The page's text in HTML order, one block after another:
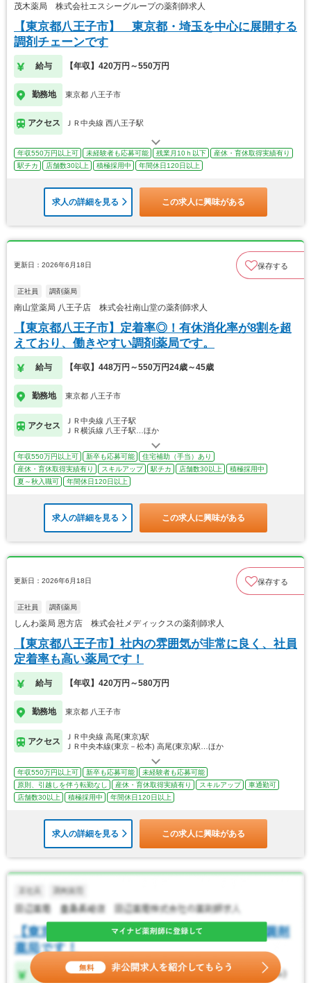
茂木薬局 株式会社エスシーグループの薬剤師求人
【東京都八王子市】 東京都・埼玉を中心に展開する
調剤チェーンです
給与 【年収】420万円～550万円
勤務地 東京都 八王子市
アクセス ＪＲ中央線 西八王子駅
年収550万円以上可 未経験者も応募可能 残業月10ｈ以下
産休・育休取得実績有り
駅チカ
店舗数30以上 積極採用中 年間休日120日以上
求人の詳細を見る この求人に興味がある
更新日：2026年6月18日 保存する
正社員 調剤薬局
南山堂薬局 八王子店 株式会社南山堂の薬剤師求人
【東京都八王子市】定着率◎！有休消化率が8割を超
えており、働きやすい調剤薬局です。
給与 【年収】448万円～550万円24歳～45歳
勤務地 東京都 八王子市
アクセス
ＪＲ中央線 八王子駅
ＪＲ横浜線 八王子駅…ほか
年収550万円以上可 新卒も応募可能
住宅補助（手当）あり
産休・育休取得実績有り
スキルアップ 駅チカ 店舗数30以上
積極採用中
夏～秋入職可
年間休日120日以上
求人の詳細を見る この求人に興味がある
更新日：2026年6月18日 保存する
正社員 調剤薬局
しんわ薬局 恩方店 株式会社メディックスの薬剤師求人
【東京都八王子市】社内の雰囲気が非常に良く、社員
定着率も高い薬局です！
給与 【年収】420万円～580万円
勤務地 東京都 八王子市
アクセス
ＪＲ中央線 高尾(東京)駅
ＪＲ中央本線(東京－松本) 高尾(東京)駅…ほか
年収550万円以上可 新卒も応募可能
未経験者も応募可能
原則、引越しを伴う転勤なし
産休・育休取得実績有り スキルアップ
車通勤可
店舗数30以上
積極採用中 年間休日120日以上
求人の詳細を見る この求人に興味がある